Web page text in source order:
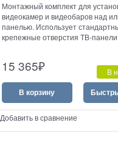
Монтажный комплект для
видеокамер и видеобаров над
панелью. Использует
крепежные отверстия ТВ-панели
комплекте, прост в сборке.
15 365₽ В
В корзину
Добавить в сравнение